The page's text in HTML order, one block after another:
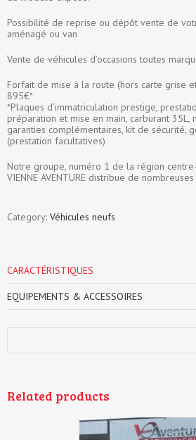
Possibilité de reprise ou dépôt vente de
aménagé ou van
Vente de véhicules d’occasions toutes
Forfait de mise à la route (hors carte grise
895€*
*Plaques d’immatriculation prestige,
préparation et mise en main, carburant 35L,
garanties complémentaires, kit de sécurité,
(prestation facultatives)
Notre groupe, numéro 1 de la région
VIENNE AVENTURE distribue de
Category: Véhicules neufs
CARACTÉRISTIQUES
EQUIPEMENTS & ACCESSOIRES
Related products